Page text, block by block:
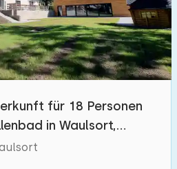
28
18
56
für 18 Personen
in Waulsort,